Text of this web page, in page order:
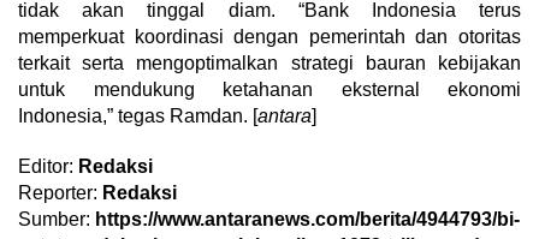
tidak akan tinggal diam. “Bank Indonesia terus
memperkuat koordinasi dengan pemerintah dan otoritas
terkait serta mengoptimalkan strategi bauran kebijakan
untuk mendukung ketahanan eksternal ekonomi
Indonesia,” tegas Ramdan. [ antara
Editor: Redaksi
Reporter: Redaksi
Sumber: https://www.antaranews.com/berita/4944793/bi-